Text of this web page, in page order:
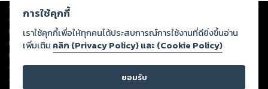
Copyright © 2026
ต่อผลงานหรือเนื้อหาใดที่อัปโหลดผ่านเว็บไซต์และปรากฏว่าละเมิดสิทธิใน
ทรัพย์สินทางปัญญาของบุคคลอื่นหรือขัดต่อกฎหมายและศีลธรรม ดังนั้น ผู้อ่าน
ทุกท่านโปรดใช้วิจารณญาณในการกลั่นกรองด้วยตนเอง และหากท่านพบว่าส่วน
หนึ่งส่วนใดขัดต่อกฎหมายและศีลธรรม กรุณาแจ้งมายังบริษัท เพื่อทีมงานจะได้
ดำเนินการในทันที ทั้งนี้ ทางสตอรี่ล็อกขอสงวนลิขสิทธิ์ตามพระราชบัญญัติ
ลิขสิทธิ์ พ.ศ. 2537 (ฉบับล่าสุด)
การใช้คุกกี้
เราใช้คุกกี้เพื่อให้ทุกคนได้ประสบการณ์การใช้งานที่ดียิ่งขึ้นอ่าน
เพิ่มเติม คลิก (Privacy Policy) และ (Cookie Policy)
ยอมรับ